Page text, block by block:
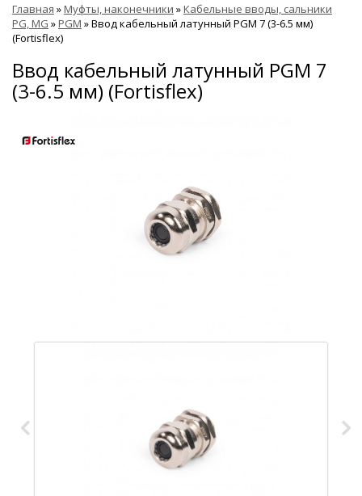
Главная »Муфты, наконечники »Кабельные вводы, сальники
PG, MG »PGM »Ввод кабельный латунный PGM 7 (3-6.5 мм)
(Fortisflex)
Ввод кабельный латунный PGM 7
(3-6.5 мм) (Fortisflex)